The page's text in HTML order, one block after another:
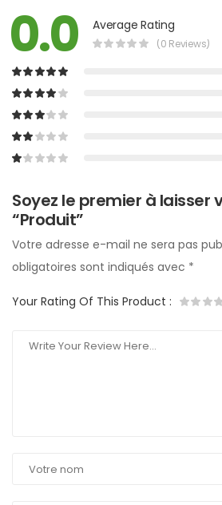
0.0 Average Rating
(0 Reviews)
Soyez le premier à laisser
“Produit”
Votre adresse e-mail ne sera pas
obligatoires sont indiqués avec *
Your Rating Of This Product :